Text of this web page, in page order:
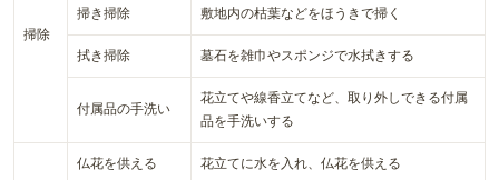
掃除
掃き掃除 敷地内の枯葉などをほうきで掃く
拭き掃除 墓石を雑巾やスポンジで水拭きする
付属品の手洗い
花立てや線香立てなど、取り外しできる付属
品を手洗いする
仏花を供える 花立てに水を入れ、仏花を供える